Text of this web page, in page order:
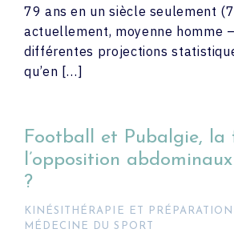
79 ans en un siècle seulement
actuellement, moyenne homme
différentes projections
qu’en […]
Football et Pubalgie, la
l’opposition
?
KINÉSITHÉRAPIE ET
MÉDECINE DU SPORT